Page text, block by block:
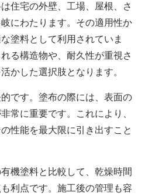
住宅の外壁、工場、屋根、さ
にわたります。その適用性か
塗料として利用されていま
る構造物や、耐久性が重視さ
かした選択肢となります。
です。塗布の際には、表面の
常に重要です。これにより、
性能を最大限に引き出すこと
機塗料と比較して、乾燥時間
利点です。施工後の管理も容